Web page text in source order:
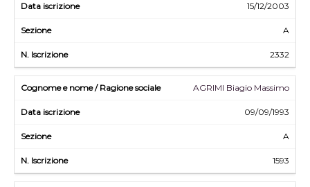
15/12/2003
A
2332
AGRIMI Biagio Massimo
09/09/1993
A
1593